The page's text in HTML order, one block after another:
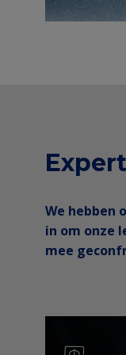
We hebben
in om onze
mee